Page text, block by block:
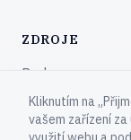
ZDROJE
Podpora
Komunita
Kliknutím na
vašem zařízení